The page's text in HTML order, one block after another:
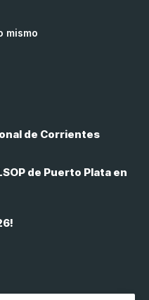
mismo
de Corrientes
de Puerto Plata en